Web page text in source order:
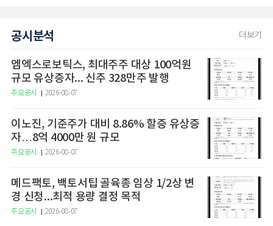
공시분석 더보기
엠엑스로보틱스, 최대주주 대상 100억원
규모 유상증자... 신주 328만주 발행
주요공시 2026-08-07
이노진, 기준주가 대비 8.86% 할증 유상증
자…8억 4000만 원 규모
주요공시 2026-08-07
메드팩토, 백토서팁 골육종 임상 1/2상 변
경 신청...최적 용량 결정 목적
주요공시 2026-08-07